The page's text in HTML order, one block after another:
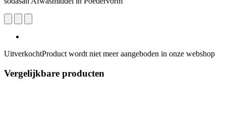
UitverkochtProduct wordt niet meer aangeboden in onze webshop
Vergelijkbare producten